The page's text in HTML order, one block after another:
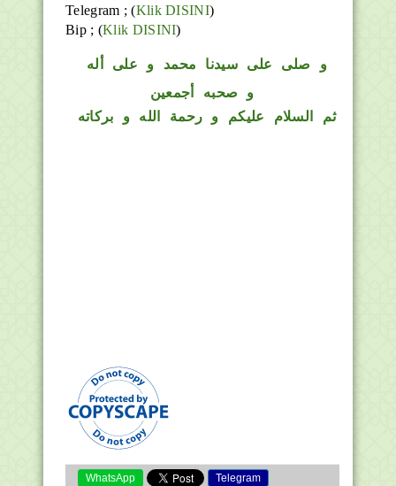
Telegram ;(Klik DISINI)
Bip ; (Klik DISINI)
و صلى على سيدنا محمد و على أله
و صحبه أجمعين
ثم السلام عليكم و رحمة الله و بركاته
WhatsApp Telegram